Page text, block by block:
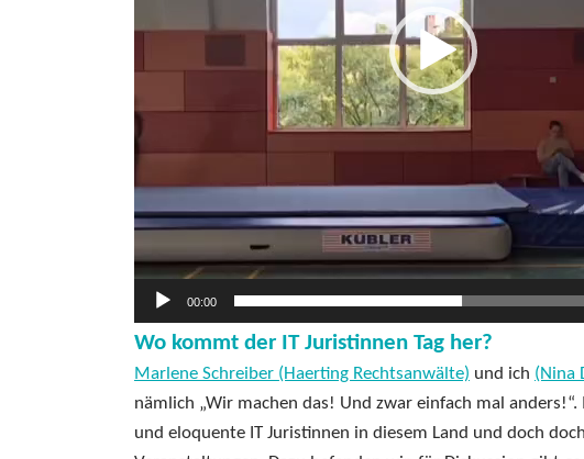
a
r
00:00
Wo kommt der IT Juristinnen Tag her?
Marlene Schreiber (Haerting Rechtsanwälte) und ich (Nina
nämlich „Wir machen das! Und zwar einfach mal
und eloquente IT Juristinnen in diesem Land und doch